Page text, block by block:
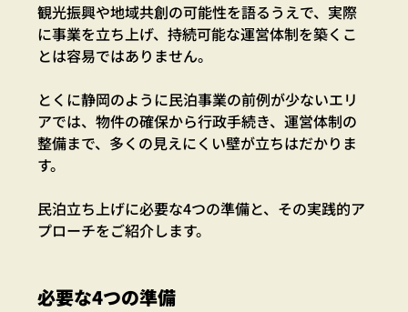
観光振興や地域共創の可能性を語るうえで、実際
に事業を立ち上げ、持続可能な運営体制を築くこ
とは容易ではありません。
とくに静岡のように民泊事業の前例が少ないエリ
アでは、物件の確保から行政手続き、運営体制の
整備まで、多くの見えにくい壁が立ちはだかりま
す。
民泊立ち上げに必要な4つの準備と、その実践的ア
プローチをご紹介します。
必要な4つの準備